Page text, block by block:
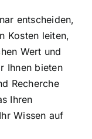
entscheiden,
Kosten leiten,
Wert und
Ihnen bieten
Recherche
Ihren
Wissen auf